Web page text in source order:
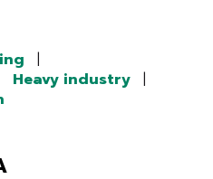
|
Heavy industry |